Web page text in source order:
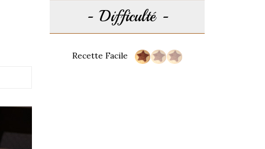
Difficulté
Recette Facile